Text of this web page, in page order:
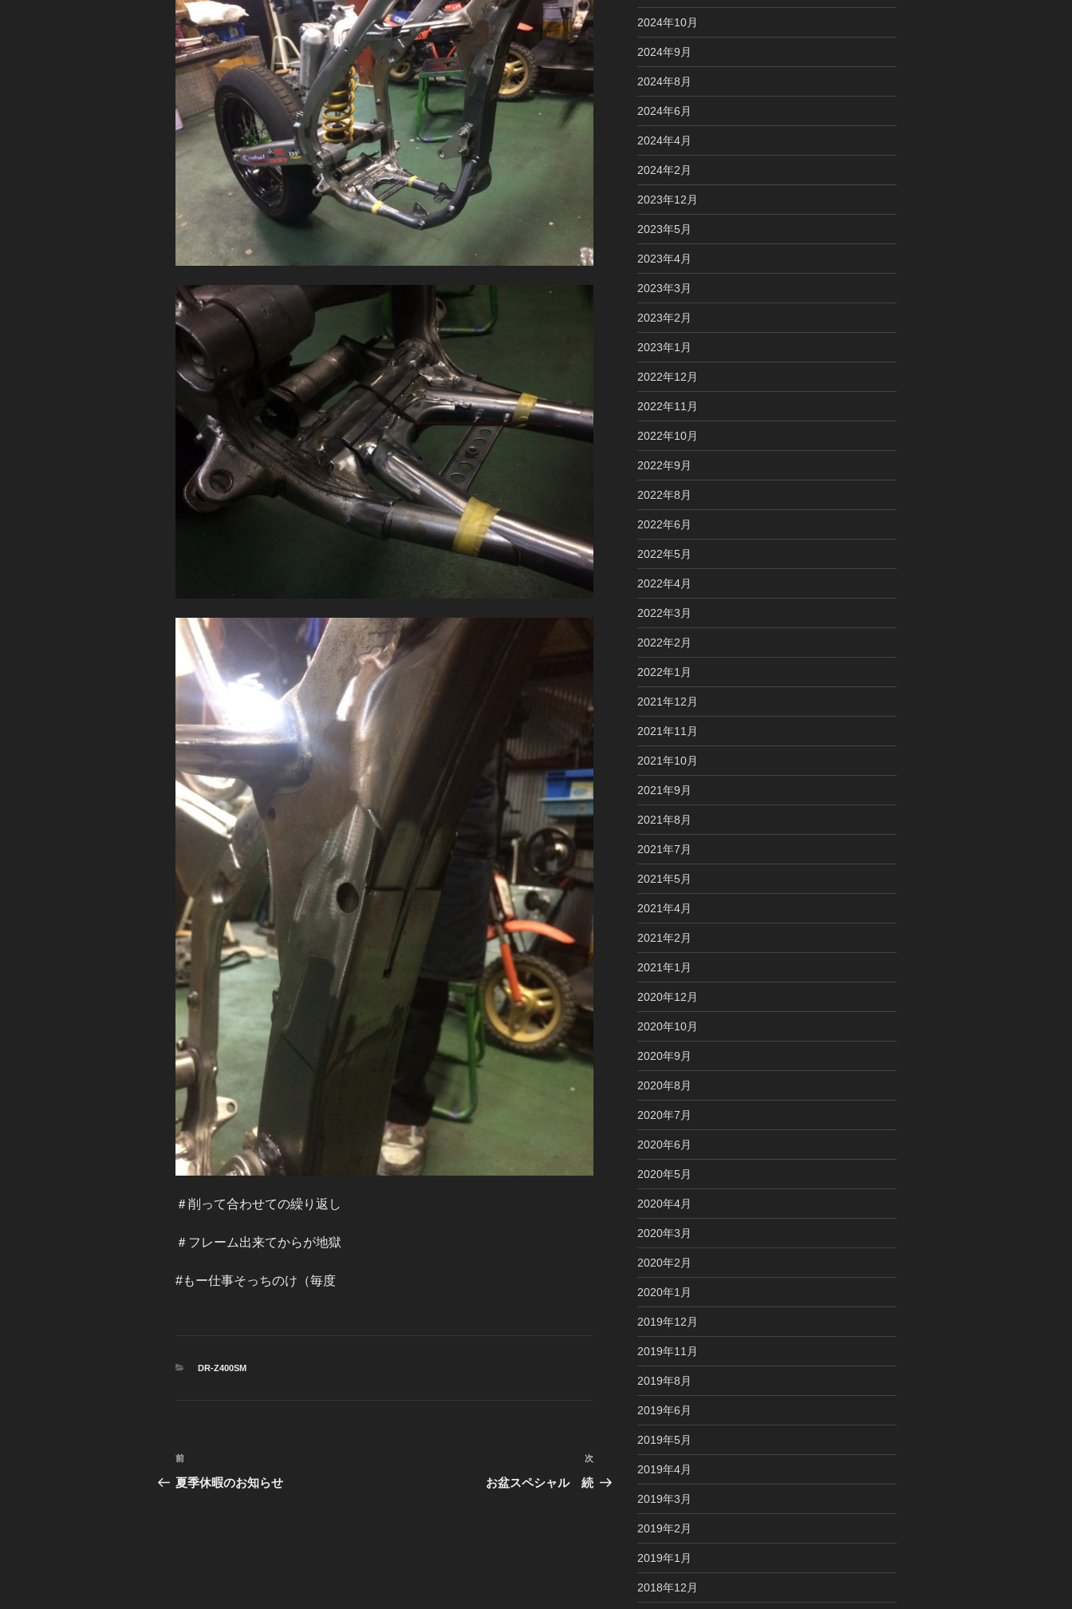
＃削って合わせての繰り返し
＃フレーム出来てからが地獄
#もー仕事そっちのけ（毎度
カ
DR-Z400SM
投
稿
前
の
前
夏季休暇のお知らせ
次
の
次
お盆スペシャル 続
2024年10月
2024年9月
2024年8月
2024年6月
2024年4月
2024年2月
2023年12月
2023年5月
2023年4月
2023年3月
2023年2月
2023年1月
2022年12月
2022年11月
2022年10月
2022年9月
2022年8月
2022年6月
2022年5月
2022年4月
2022年3月
2022年2月
2022年1月
2021年12月
2021年11月
2021年10月
2021年9月
2021年8月
2021年7月
2021年5月
2021年4月
2021年2月
2021年1月
2020年12月
2020年10月
2020年9月
2020年8月
2020年7月
2020年6月
2020年5月
2020年4月
2020年3月
2020年2月
2020年1月
2019年12月
2019年11月
2019年8月
2019年6月
2019年5月
2019年4月
2019年3月
2019年2月
2019年1月
2018年12月